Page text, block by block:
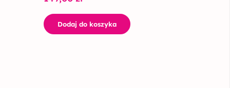
Dodaj do koszyka